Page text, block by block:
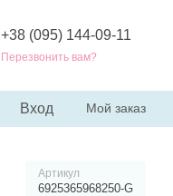
+38 (095) 144-09-11
Перезвонить вам?
Вход Мой заказ
Артикул
6925365968250-G